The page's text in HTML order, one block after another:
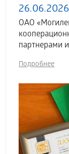
26.06.2026
ОАО
партнерами
Подробнее